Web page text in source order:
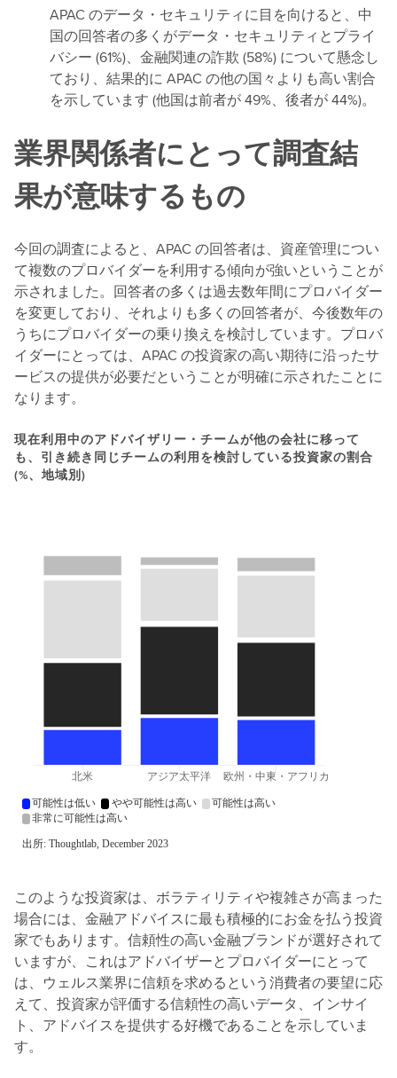
APAC のデータ・セキュリティに目を向けると、中
国の回答者の多くがデータ・セキュリティとプライ
バシー (61%)、金融関連の詐欺 (58%) について懸念し
ており、結果的に APAC の他の国々よりも高い割合
を示しています (他国は前者が 49%、後者が 44%)。
業界関係者にとって調査結
果が意味するもの
今回の調査によると、APAC の回答者は、資産管理につい
て複数のプロバイダーを利用する傾向が強いということが
示されました。回答者の多くは過去数年間にプロバイダー
を変更しており、それよりも多くの回答者が、今後数年の
うちにプロバイダーの乗り換えを検討しています。プロバ
イダーにとっては、APAC の投資家の高い期待に沿ったサ
ービスの提供が必要だということが明確に示されたことに
なります。
現在利用中のアドバイザリー・チームが他の会社に移って
も、引き続き同じチームの利用を検討している投資家の割合
(%、地域別)
このような投資家は、ボラティリティや複雑さが高まった
場合には、金融アドバイスに最も積極的にお金を払う投資
家でもあります。信頼性の高い金融ブランドが選好されて
いますが、これはアドバイザーとプロバイダーにとって
は、ウェルス業界に信頼を求めるという消費者の要望に応
えて、投資家が評価する信頼性の高いデータ、インサイ
ト、アドバイスを提供する好機であることを示していま
す。